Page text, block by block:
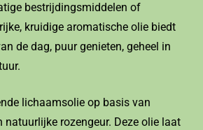
bestrijdingsmiddelen of
kruidige aromatische olie biedt
de dag, puur genieten, geheel in
lichaamsolie op basis van
natuurlijke rozengeur. Deze olie laat